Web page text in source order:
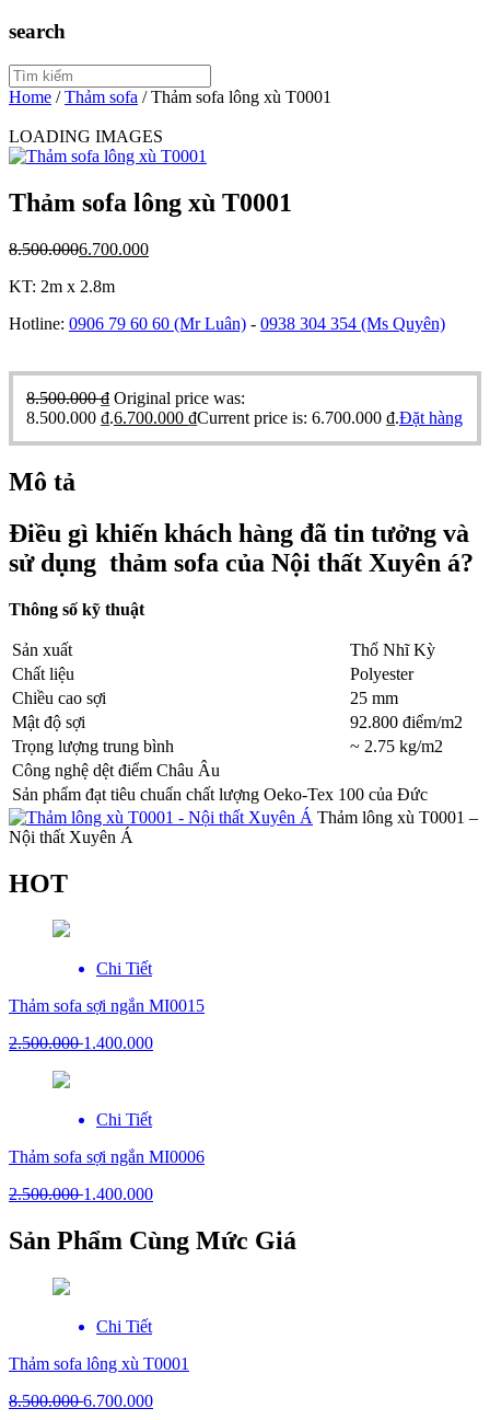
search
Home /Thảm sofa /Thảm sofa lông xù T0001
LOADING IMAGES
Thảm sofa lông xù T0001
8.500.0006.700.000
KT: 2m x 2.8m
Hotline: 0906 79 60 60 (Mr Luân) - 0938 304 354 (Ms Quyên)
8.500.000₫ Original price was:
8.500.000 ₫.6.700.000 ₫Current price is: 6.700.000 ₫.Đặt hàng
Mô tả
Điều gì khiến khách hàng đã tin tưởng và
sử dụng thảm sofa của Nội thất Xuyên á?
Thông số kỹ thuật
Sản xuất
Thổ Nhĩ Kỳ
Chất liệu
Polyester
Chiều cao sợi
25 mm
Mật độ sợi
92.800 điểm/m2
Trọng lượng trung bình
~ 2.75 kg/m2
Công nghệ dệt điểm Châu Âu
Sản phẩm đạt tiêu chuẩn chất lượng Oeko-Tex 100 của Đức
Thảm lông xù T0001 –
Nội thất Xuyên Á
HOT
Chi Tiết
Thảm sofa sợi ngắn MI0015
2.500.0001.400.000
Chi Tiết
Thảm sofa sợi ngắn MI0006
2.500.0001.400.000
Sản Phẩm Cùng Mức Giá
Chi Tiết
Thảm sofa lông xù T0001
8.500.0006.700.000